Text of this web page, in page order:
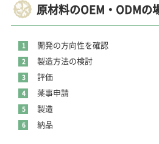
原材料のOEM・ODMの
開発の方向性を確認
製造方法の検討
評価
薬事申請
製造
納品